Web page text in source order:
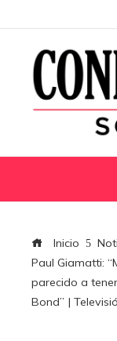
Inicio
Paul Giamatti:
parecido a
Bond” |